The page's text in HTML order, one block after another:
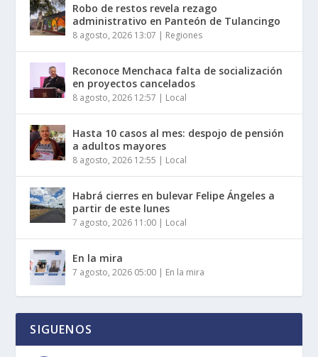
Robo de restos revela rezago
administrativo en Panteón de Tulancingo
8 agosto, 2026 13:07 | Regiones
Reconoce Menchaca falta de socialización
en proyectos cancelados
8 agosto, 2026 12:57 | Local
Hasta 10 casos al mes: despojo de pensión
a adultos mayores
8 agosto, 2026 12:55 | Local
Habrá cierres en bulevar Felipe Ángeles a
partir de este lunes
7 agosto, 2026 11:00 | Local
En la mira
7 agosto, 2026 05:00 | En la mira
SIGUENOS